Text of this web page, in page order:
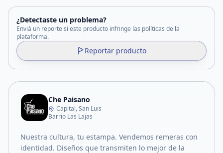
¿Detectaste un problema?
Enviá un reporte si este producto infringe las políticas de la
plataforma.
Reportar producto
Che Paisano
Capital, San Luis
Barrio Las Lajas
Nuestra cultura, tu estampa. Vendemos remeras con
identidad. Diseños que transmiten lo mejor de la